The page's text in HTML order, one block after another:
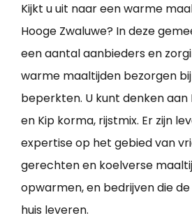
Kijkt u uit naar een warme
Hooge Zwaluwe? In deze
een aantal aanbieders en
warme maaltijden bezorgen
beperkten. U kunt denken
en Kip korma, rijstmix. Er zijn
expertise op het gebied van
gerechten en koelverse
opwarmen, en bedrijven die
huis leveren.